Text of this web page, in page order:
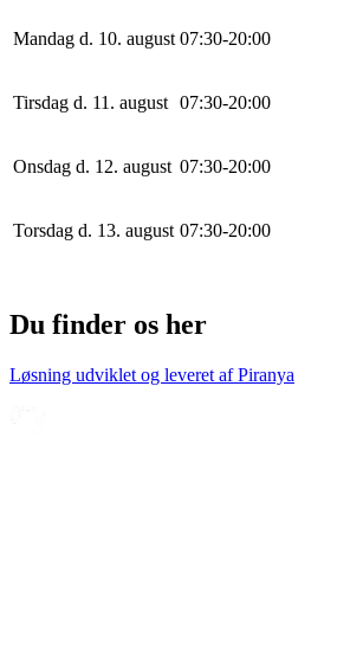
Mandag d. 10. august 07:30-20:00
Tirsdag d. 11. august 07:30-20:00
Onsdag d. 12. august 07:30-20:00
Torsdag d. 13. august 07:30-20:00
Du finder os her
Løsning udviklet og leveret afPiranya